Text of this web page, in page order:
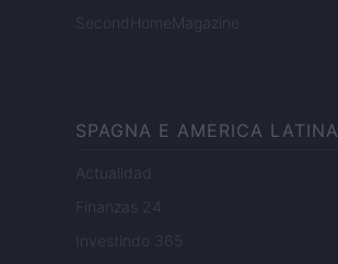
SecondHomeMagazine
SPAGNA E AMERICA LATINA
Actualidad
Finanzas 24
Investindo 365